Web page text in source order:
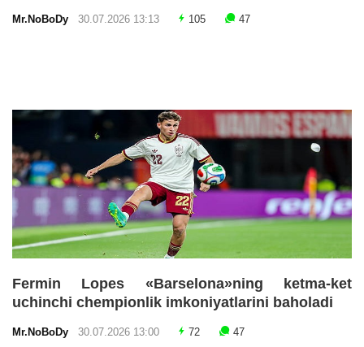
Mr.NoBoDy 30.07.2026 13:13 105 47
Fermin Lopes «Barselona»ning ketma-ket
uchinchi chempionlik imkoniyatlarini baholadi
Mr.NoBoDy 30.07.2026 13:00 72 47